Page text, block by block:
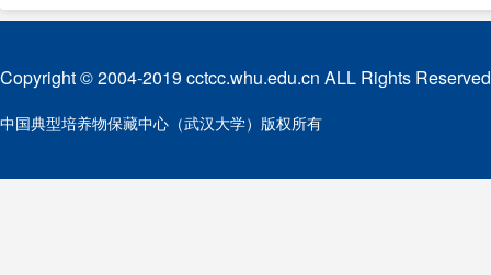
Copyright © 2004-2019 cctcc.whu.edu.cn ALL Rights
中国典型培养物保藏中心（武汉大学）版权所有